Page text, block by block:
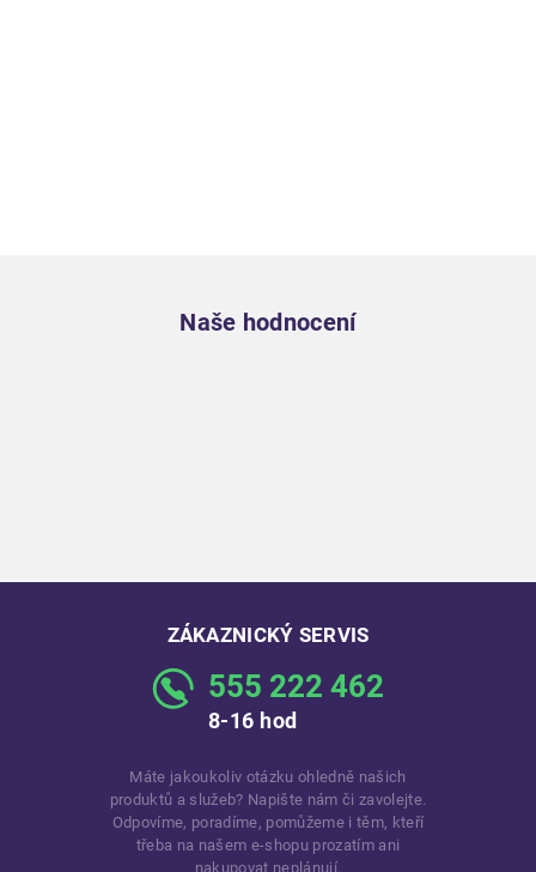
Naše hodnocení
ZÁKAZNICKÝ SERVIS
555 222 462
8-16 hod
Máte jakoukoliv otázku ohledně našich
produktů a služeb? Napište nám či zavolejte.
Odpovíme, poradíme, pomůžeme i těm, kteří
třeba na našem e-shopu prozatím ani
nakupovat neplánují.